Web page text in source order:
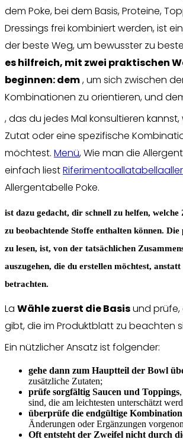
dem Poke, bei dem Basis, Proteine,
Dressings frei kombiniert werden, ist
der beste Weg, um bewusster zu
es hilfreich, mit zwei praktischen
beginnen: dem, um sich zwischen
Kombinationen zu orientieren, und
, das du jedes Mal konsultieren
Zutat oder eine spezifische
möchtest. Menü, Wie man die
einfach liest
Allergentabelle Poke.
ist dazu gedacht, dir schnell zu helfen,
zu beobachtende Stoffe enthalten können.
zu lesen, ist, von der tatsächlichen
auszugehen, die du erstellen möchtest,
betrachten.
La Wähle zuerst die Basisund prüfe,
gibt, die im Produktblatt zu beachten
Ein nützlicher Ansatz ist folgender:
gehe dann zum Hauptteil der Bowl
zusätzliche Zutaten;
prüfe sorgfältig Saucen und Toppings
sind, die am leichtesten unterschätzt
überprüfe die endgültige
Änderungen oder Ergänzungen
Oft entsteht der Zweifel nicht durch